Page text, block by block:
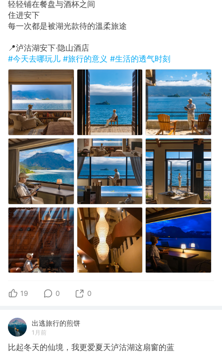
轻轻铺在餐盘与酒杯之间
住进安下
每一次都是被湖光款待的溫柔旅途
📍泸沽湖安下·隐山酒店
#今天去哪玩儿 #旅行的意义 #生活的透气时刻
19 0 0
出逃旅行的煎饼
1月前
比起冬天的仙境，我更爱夏天泸沽湖这扇窗的蓝